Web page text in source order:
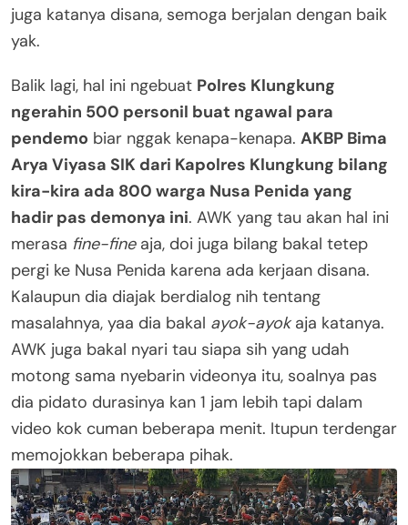
juga katanya disana, semoga berjalan dengan baik
yak.
Balik lagi, hal ini ngebuat Polres Klungkung
ngerahin 500 personil buat ngawal para
pendemo biar nggak kenapa-kenapa. AKBP Bima
Arya Viyasa SIK dari Kapolres Klungkung bilang
kira-kira ada 800 warga Nusa Penida yang
hadir pas demonya ini. AWK yang tau akan hal ini
merasa fine-fineaja, doi juga bilang bakal tetep
pergi ke Nusa Penida karena ada kerjaan disana.
Kalaupun dia diajak berdialog nih tentang
masalahnya, yaa dia bakal ayok-ayokaja katanya.
AWK juga bakal nyari tau siapa sih yang udah
motong sama nyebarin videonya itu, soalnya pas
dia pidato durasinya kan 1 jam lebih tapi dalam
video kok cuman beberapa menit. Itupun terdengar
memojokkan beberapa pihak.